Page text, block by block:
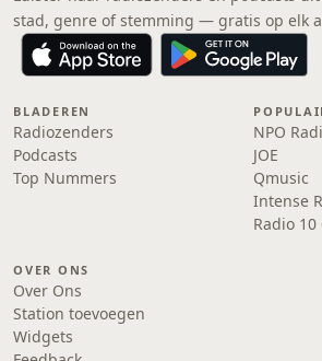
stad, genre of stemming — gratis op elk
BLADEREN
Radiozenders
Podcasts
Top Nummers
NPO
JOE
Qmusic
Intense
Radio 10
OVER ONS
Over Ons
Station toevoegen
Widgets